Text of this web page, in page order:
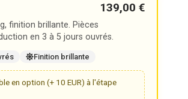
139,00 €
finition brillante. Pièces
en 3 à 5 jours ouvrés.
Finition brillante
en option (+ 10 EUR) à l'étape